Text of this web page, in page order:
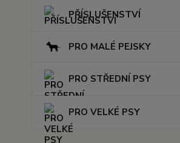
PŘÍSLUŠENSTVÍ
PRO MALÉ PEJSKY
PRO STŘEDNÍ PSY
PRO VELKÉ PSY